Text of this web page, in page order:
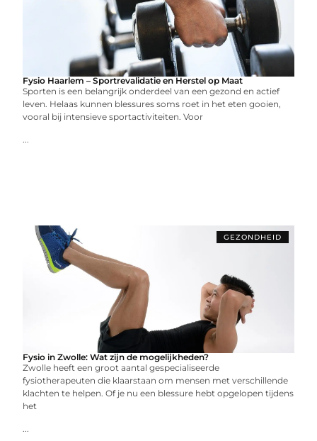
Fysio Haarlem – Sportrevalidatie en Herstel op Maat
Sporten is een belangrijk onderdeel van een gezond en actief
leven. Helaas kunnen blessures soms roet in het eten gooien,
vooral bij intensieve sportactiviteiten. Voor
...
GEZONDHEID
Fysio in Zwolle: Wat zijn de mogelijkheden?
Zwolle heeft een groot aantal gespecialiseerde
fysiotherapeuten die klaarstaan om mensen met verschillende
klachten te helpen. Of je nu een blessure hebt opgelopen tijdens
het
...